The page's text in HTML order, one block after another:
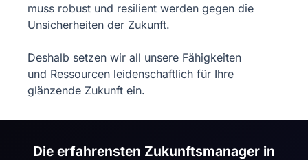
muss robust und resilient werden gegen die
Unsicherheiten der Zukunft.
Deshalb setzen wir all unsere Fähigkeiten
und Ressourcen leidenschaftlich für Ihre
glänzende Zukunft ein.
Die erfahrensten Zukunftsmanager in